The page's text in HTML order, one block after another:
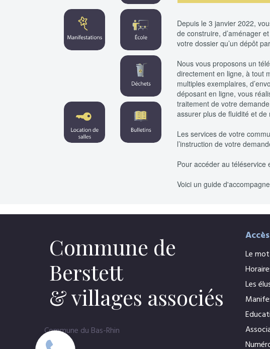
Depuis le 3 janvier 2022,
de construire, d’aménager
votre dossier qu’un dépôt
Nous vous proposons un
directement en ligne, à tout
multiples exemplaires,
déposant en ligne, vous
traitement de votre
assurer plus de fluidité et
Les services de votre
l’instruction de votre
Pour accéder au téléservice
Voici un guide
Commune de
Berstett
& villages associés
Commune du Bas-Rhin
Le
Les